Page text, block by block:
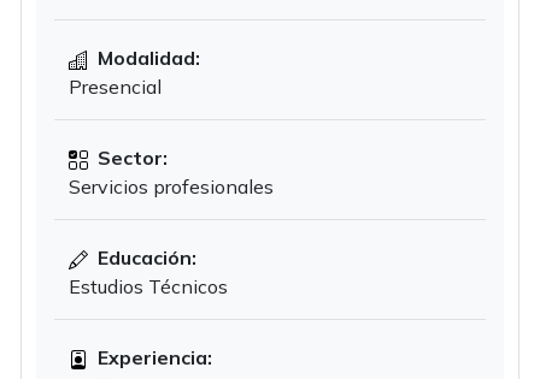
Modalidad:
Presencial
Sector:
Servicios profesionales
Educación:
Estudios Técnicos
Experiencia: